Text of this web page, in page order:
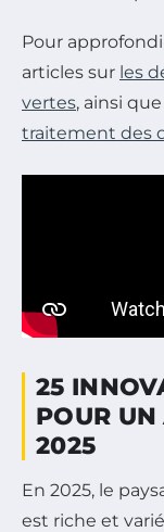
Pour
articles sur les
vertes, ainsi
traitement des
25
POUR
2025
En 2025, le
est riche et